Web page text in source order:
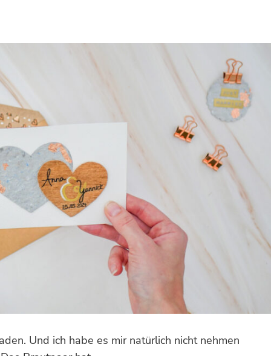
Und ich habe es mir natürlich nicht nehmen